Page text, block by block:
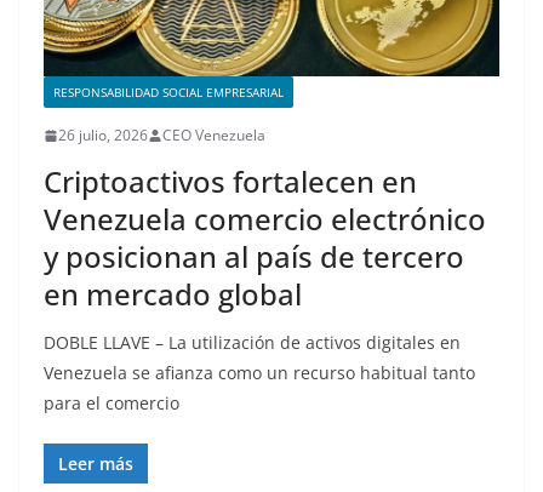
RESPONSABILIDAD SOCIAL EMPRESARIAL
26 julio, 2026 CEO Venezuela
Criptoactivos fortalecen en
Venezuela comercio electrónico
y posicionan al país de tercero
en mercado global
DOBLE LLAVE – La utilización de activos digitales en
Venezuela se afianza como un recurso habitual tanto
para el comercio
Leer más